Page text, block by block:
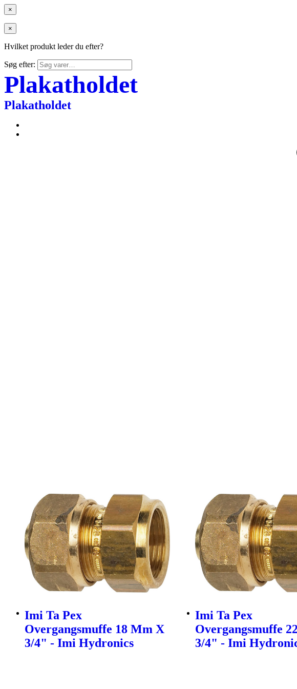
×
×
Hvilket produkt leder du efter?
Søg efter:
Plakatholdet
Plakatholdet
Imi Ta Pex
Overgangsmuffe 18 Mm X
3/4" - Imi Hydronics
Imi Ta Pex
Overgangsmuffe
3/4" - Imi